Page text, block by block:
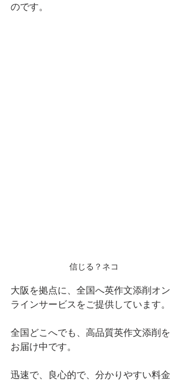
のです。
信じる？ネコ
大阪を拠点に、全国へ英作文添削オン
ラインサービスをご提供しています。
全国どこへでも、高品質英作文添削を
お届け中です。
迅速で、良心的で、分かりやすい料金